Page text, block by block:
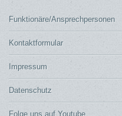
Funktionäre/Ansprechpersonen
Kontaktformular
Impressum
Datenschutz
Folge uns auf Youtube